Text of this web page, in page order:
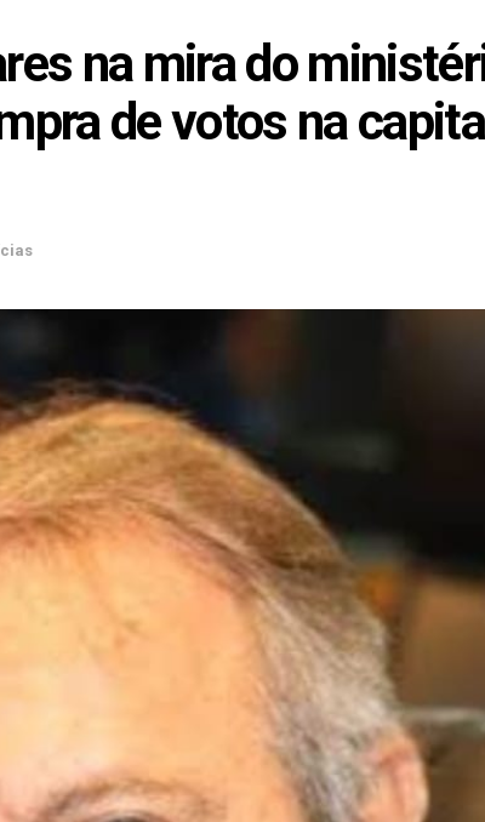
na mira do
de votos na capital